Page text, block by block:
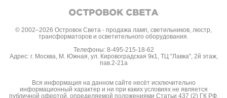
© 2002–2026 Островок Света - продажа ламп, светильников, люстр,
трансформаторов и осветительного оборудования.
Телефоны: 8-495-215-18-62
Адрес: г. Москва, М. Южная, ул. Кировоградская 9к1, ТЦ "Лавка", 2й этаж,
пав.2-21а
Вся информация на данном сайте несёт исключительно
информационный характер и ни при каких условиях не является
публичной офертой, определяемой положениями Статьи 437 (2) ГК РФ.